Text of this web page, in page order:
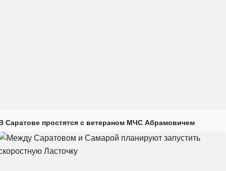
Саратове простятся с ветераном МЧС Абрамовичем